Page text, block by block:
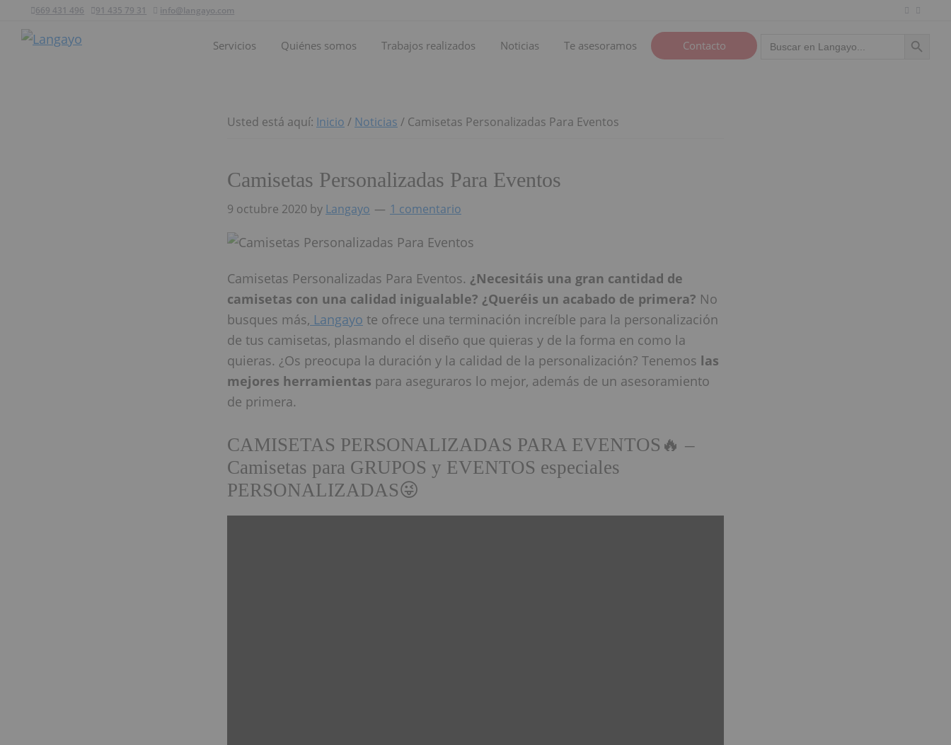
navegación
contenido
669 431 496 91 435 79 31 info@langayo.com
Servicios Quiénes somos Trabajos realizados Noticias Te asesoramos Contacto Buscar:
Usted está aquí: Inicio / Noticias / Camisetas Personalizadas Para Eventos
Camisetas Personalizadas Para Eventos
9 octubre 2020 by Langayo 1 comentario
Camisetas Personalizadas Para Eventos. ¿Necesitáis una gran cantidad de
camisetas con una calidad inigualable? ¿Queréis un acabado de primera? No
busques más, Langayo te ofrece una terminación increíble para la personalización
de tus camisetas, plasmando el diseño que quieras y de la forma en como la
quieras. ¿Os preocupa la duración y la calidad de la personalización? Tenemos las
mejores herramientas para aseguraros lo mejor, además de un asesoramiento
de primera.
CAMISETAS PERSONALIZADAS PARA EVENTOS🔥 –
Camisetas para GRUPOS y EVENTOS especiales
PERSONALIZADAS😜